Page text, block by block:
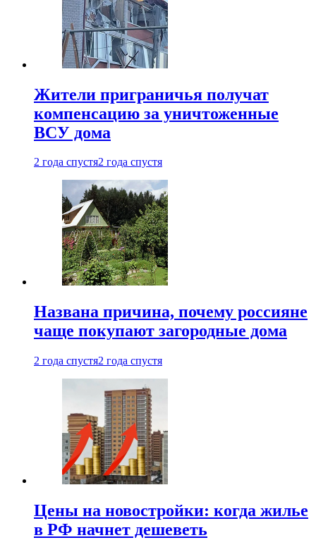
Жители приграничья получат
компенсацию за уничтоженные
ВСУ дома
2 года спустя2 года спустя
Названа причина, почему россияне
чаще покупают загородные дома
2 года спустя2 года спустя
Цены на новостройки: когда жилье
в РФ начнет дешеветь